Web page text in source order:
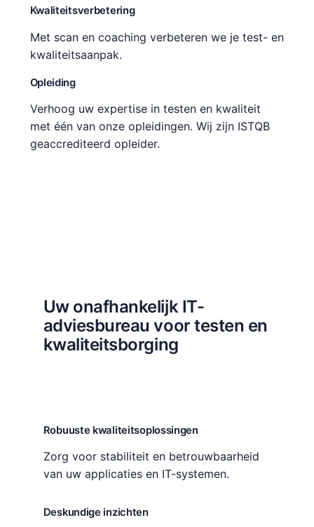
Kwaliteitsverbetering
Met scan en coaching verbeteren we je test- en
kwaliteitsaanpak.
Opleiding
Verhoog uw expertise in testen en kwaliteit
met één van onze opleidingen. Wij zijn ISTQB
geaccrediteerd opleider.
Uw onafhankelijk IT-
adviesbureau voor testen en
kwaliteitsborging
Robuuste kwaliteitsoplossingen
Zorg voor stabiliteit en betrouwbaarheid
van uw applicaties en IT-systemen.
Deskundige inzichten